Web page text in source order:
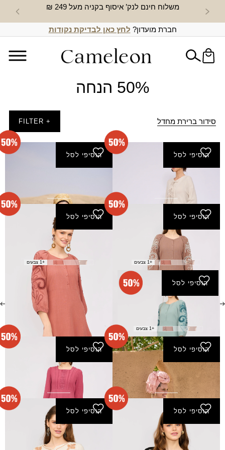
משלוח חינם לנק’ איסוף בקניה מעל 249 ₪ חדש
חברת מועדון? לחץ כאן לבדיקת נקודות
50% הנחה
סידור ברירת מחדל + FILTER
הוסיפי לסל
שמלת ציפורה - אבן
130.00
הוסיפי לסל
350.00₪175.00
הוסיפי לסל
שמלת רונה - חום
330.00₪ 165.00
+1 צבעים
הוסיפי לסל
שמלת רונה - חמרה
330.00₪165.00
+1 צבעים
הוסיפי לסל
שמלת רונה - טורקיז
330.00 165.00
+1 צבעים
הוסיפי לסל
שמלת ריקוד - טבעי
₪ 290.00₪145.00
הוסיפי לסל
שמלת שבועה - בורדו
270.00₪135.00
הוסיפי לסל
שמלת שיבולת - שחור
הוסיפי לסל
שמלת שיבולת - שמנת